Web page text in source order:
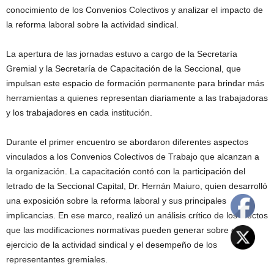
conocimiento de los Convenios Colectivos y analizar el impacto de
la reforma laboral sobre la actividad sindical.
La apertura de las jornadas estuvo a cargo de la Secretaría
Gremial y la Secretaría de Capacitación de la Seccional, que
impulsan este espacio de formación permanente para brindar más
herramientas a quienes representan diariamente a las trabajadoras
y los trabajadores en cada institución.
Durante el primer encuentro se abordaron diferentes aspectos
vinculados a los Convenios Colectivos de Trabajo que alcanzan a
la organización. La capacitación contó con la participación del
letrado de la Seccional Capital, Dr. Hernán Maiuro, quien desarrolló
una exposición sobre la reforma laboral y sus principales
implicancias. En ese marco, realizó un análisis crítico de los efectos
que las modificaciones normativas pueden generar sobre el
ejercicio de la actividad sindical y el desempeño de los
representantes gremiales.